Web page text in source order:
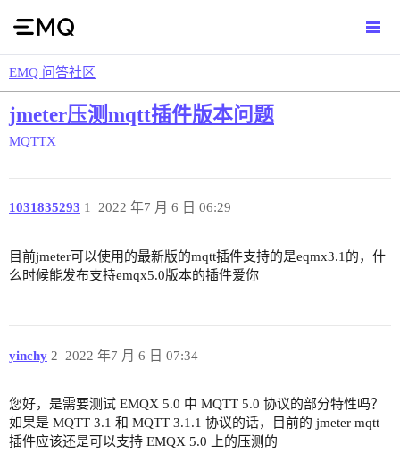
EMQ 问答社区
jmeter压测mqtt插件版本问题
MQTTX
1031835293 2022 年7 月 6 日 06:29
1
目前jmeter可以使用的最新版的mqtt插件支持的是eqmx3.1的，什
么时候能发布支持emqx5.0版本的插件爱你
yinchy 2022 年7 月 6 日 07:34
2
您好，是需要测试 EMQX 5.0 中 MQTT 5.0 协议的部分特性吗？
如果是 MQTT 3.1 和 MQTT 3.1.1 协议的话，目前的 jmeter mqtt
插件应该还是可以支持 EMQX 5.0 上的压测的